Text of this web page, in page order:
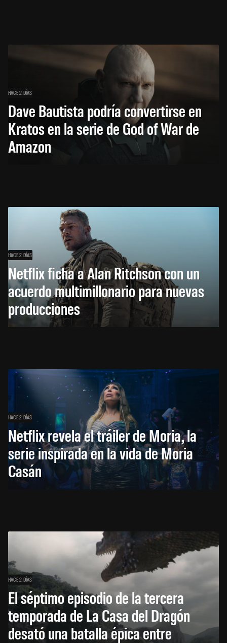
HACE 2 DÍAS
Dave Bautista podría convertirse en
Kratos en la serie de God of War de
Amazon
HACE 2 DÍAS
Netflix ficha a Alan Ritchson con un
acuerdo multimillonario para nuevas
producciones
HACE 2 DÍAS
Netflix revela el tráiler de Moria, la
serie inspirada en la vida de Moria
Casán
HACE 2 DÍAS
El séptimo episodio de la tercera
temporada de La Casa del Dragón
desató una batalla épica entre